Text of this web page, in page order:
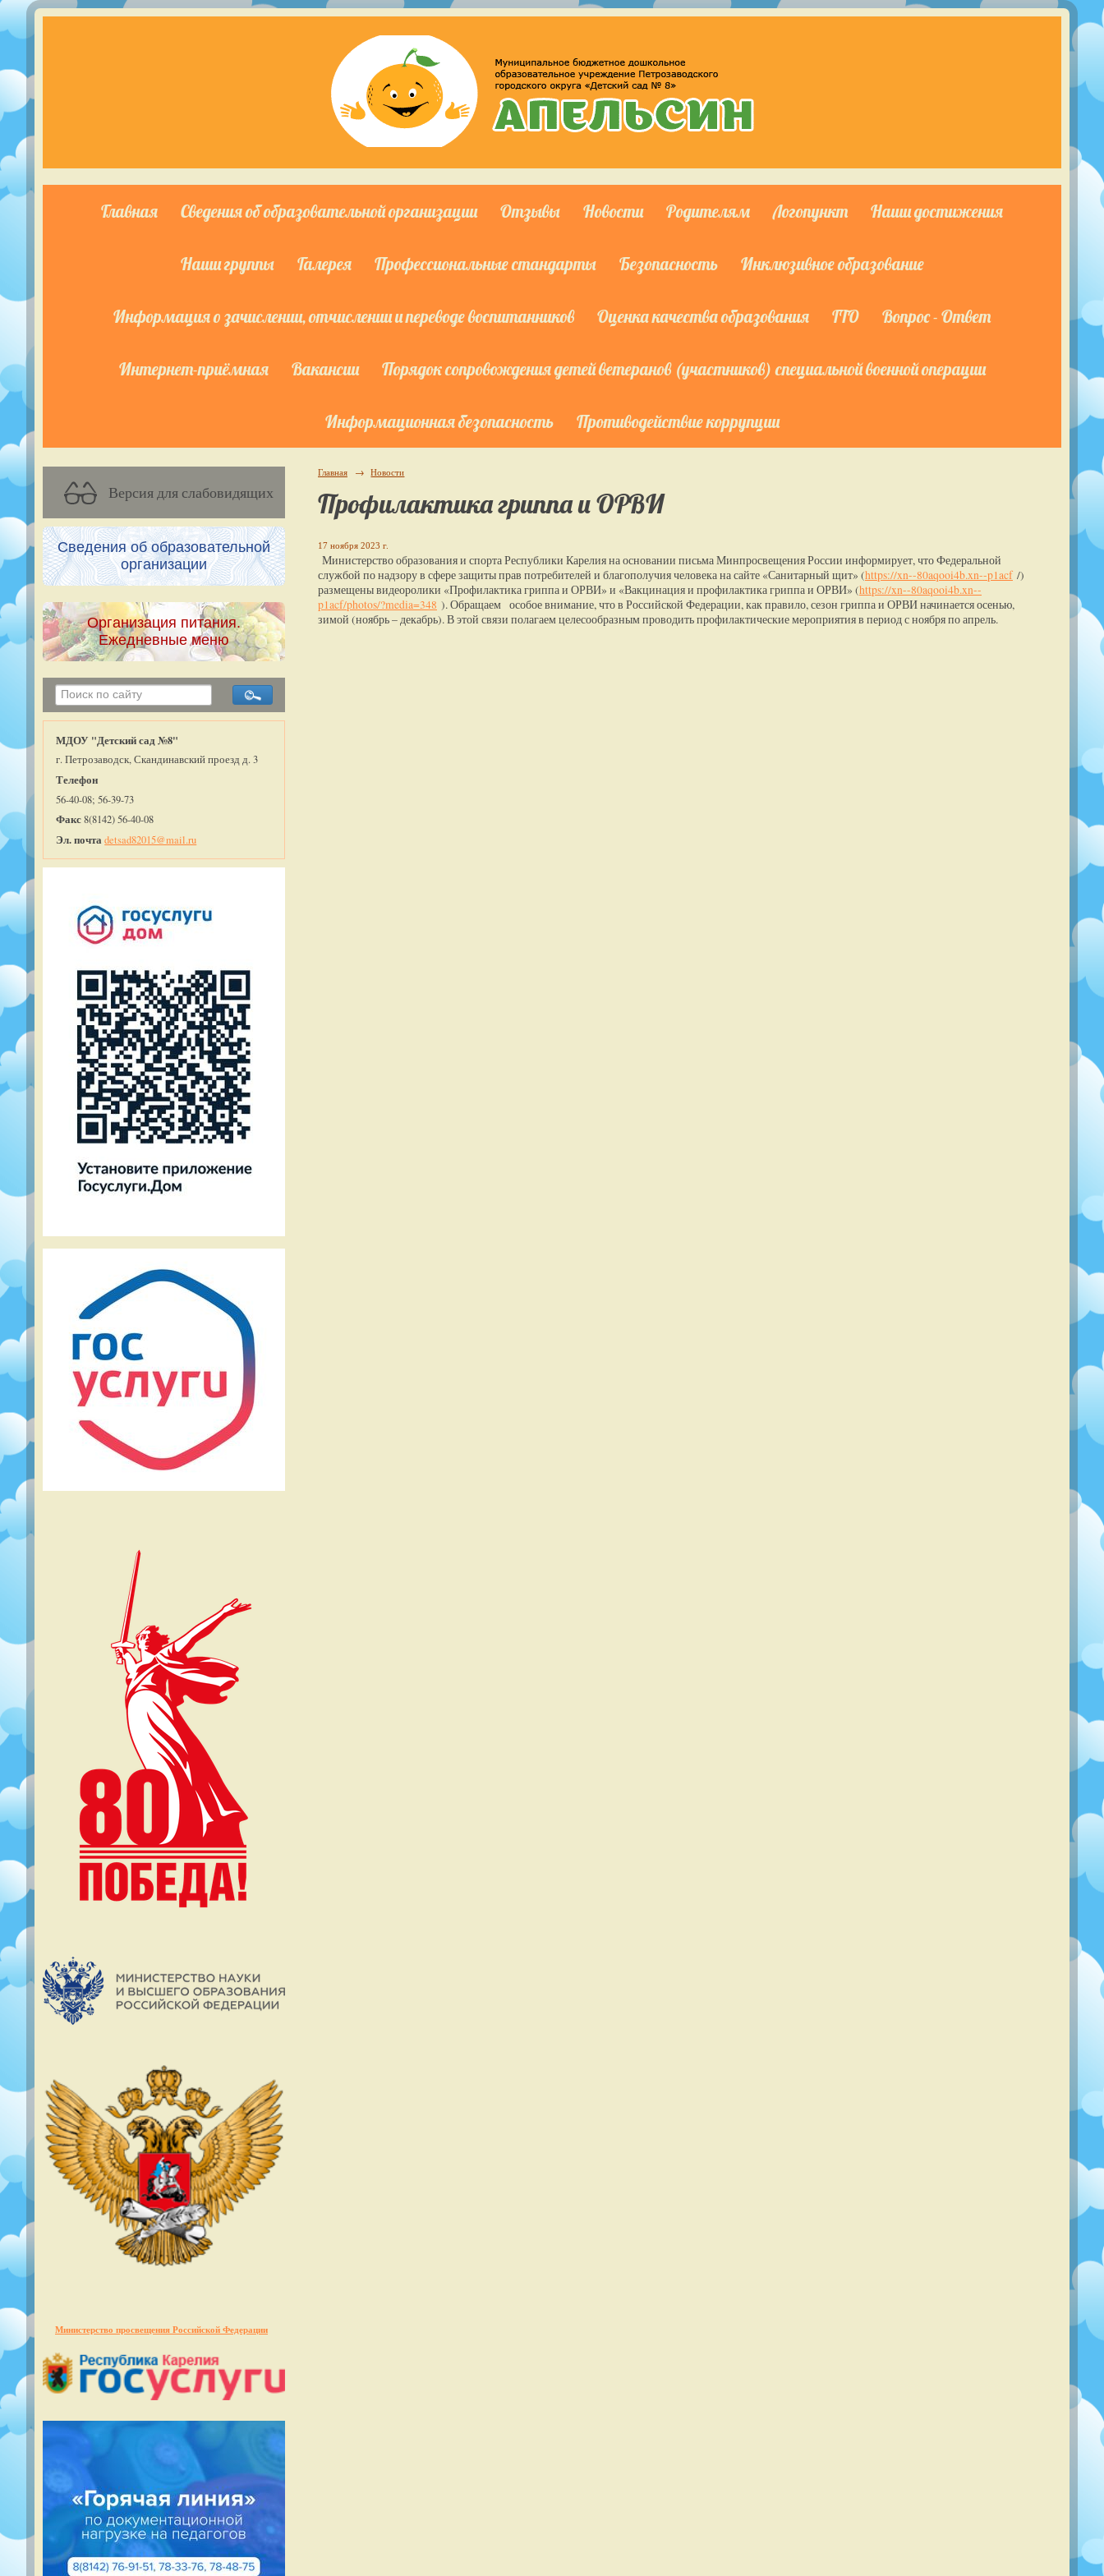
Главная Сведения об образовательной организации Отзывы Новости Родителям Логопункт Наши достижения
Наши группы Галерея Профессиональные стандарты Безопасность Инклюзивное образование
Информация о зачислении, отчислении и переводе воспитанников Оценка качества образования ГТО Вопрос - Ответ
Интернет-приёмная Вакансии Порядок сопровождения детей ветеранов (участников) специальной военной операции
Информационная безопасность Противодействие коррупции
Версия для слабовидящих
Сведения об образовательной
организации
Организация питания.
Ежедневные меню
МДОУ "Детский сад №8"
г. Петрозаводск, Скандинавский проезд д. 3
Телефон
56-40-08; 56-39-73
Факс8(8142) 56-40-08
Эл. почта detsad82015@mail.ru
Министерство просвещения Российской Федерации
Главная → Новости
Профилактика гриппа и ОРВИ
17 ноября 2023 г.
Министерство образования и спорта Республики Карелия на основании письма Минпросвещения России информирует, что Федеральной
службой по надзору в сфере защиты прав потребителей и благополучия человека на сайте «Санитарный щит» (https://xn--80aqooi4b.xn--p1acf /)
размещены видеоролики «Профилактика гриппа и ОРВИ» и «Вакцинация и профилактика гриппа и ОРВИ» (https://xn--80aqooi4b.xn--
p1acf/photos/?media=348 ). Обращаем особое внимание, что в Российской Федерации, как правило, сезон гриппа и ОРВИ начинается осенью,
зимой (ноябрь – декабрь). В этой связи полагаем целесообразным проводить профилактические мероприятия в период с ноября по апрель.